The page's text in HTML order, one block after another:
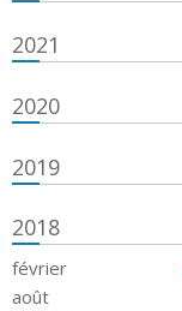
2021
2020
2019
2018
février
août